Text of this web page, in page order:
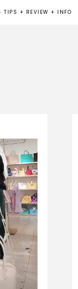
TIPS + REVIEW + INFO